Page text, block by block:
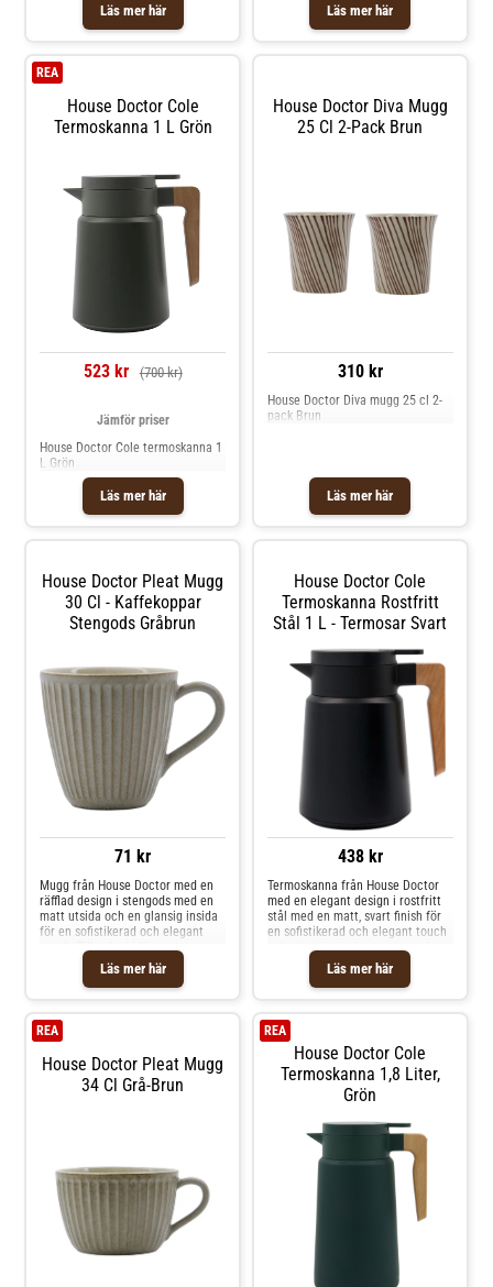
Läs mer här Läs mer här
House Doctor Cole
Termoskanna 1 L Grön
REA
523 kr (700 kr)
Läs mer här
Jämför priser
House Doctor Cole termoskanna 1
L Grön
House Doctor Diva Mugg
25 Cl 2-Pack Brun
310 kr
Läs mer här
House Doctor Diva mugg 25 cl 2-
pack Brun
House Doctor Pleat Mugg
30 Cl - Kaffekoppar
Stengods Gråbrun
71 kr
Läs mer här
Mugg från House Doctor med en
räfflad design i stengods med en
matt utsida och en glansig insida
för en sofistikerad och elegant
Originaldesign från år 2024. Om
muggen från House Doctor- Pleat
uppskattas för den räfflade
Tillverkad av stengods. Skötselråd
för muggen- Tål mikrovågsugn.-
Tål diskmaskin. Shoppa
Kaffekoppar och mer Muggar &
Koppar hos Royal Design.
House Doctor Cole
Termoskanna Rostfritt
Stål 1 L - Termosar Svart
438 kr
Läs mer här
Termoskanna från House Doctor
med en elegant design i rostfritt
stål med en matt, svart finish för
en sofistikerad och elegant touch
handtag i bok perfekt både till
vardags och finare tillfällen. Om
termoskannan från House Doctor-
Praktiskt handtag. Shoppa
Termosar och mer Vatten Kaffe &
Te hos Royal Design.
House Doctor Pleat Mugg
34 Cl Grå-Brun
REA
House Doctor Cole
Termoskanna 1,8 Liter,
Grön
REA